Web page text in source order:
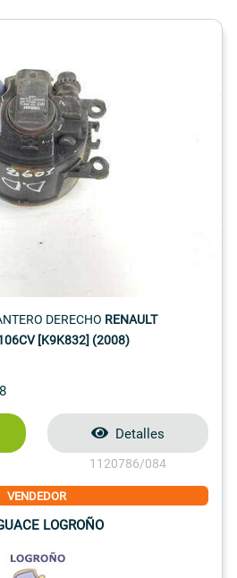
DERECHO RENAULT
[K9K832] (2008)
Detalles
1120786/084
VENDEDOR
LOGROÑO